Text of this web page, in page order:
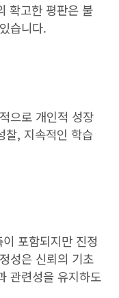
확고한 평판은 불
습니다.
으로 개인적 성장
찰, 지속적인 학습
포함되지만 진정
성은 신뢰의 기초
관련성을 유지하도